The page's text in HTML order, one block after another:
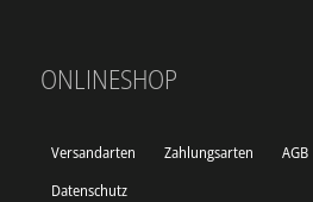
ONLINESHOP
Versandarten Zahlungsarten AGB
Datenschutz